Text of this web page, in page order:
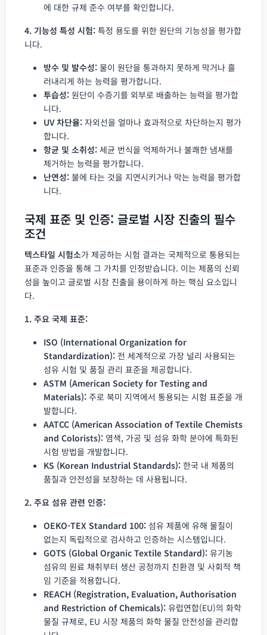
에 대한 규제 준수 여부를 확인합니다.
4. 기능성 특성 시험: 특정 용도를 위한 원단의 기능성을 평가합
니다.
방수 및 발수성: 물이 원단을 통과하지 못하게 막거나 흘
러내리게 하는 능력을 평가합니다.
투습성: 원단이 수증기를 외부로 배출하는 능력을 평가합
니다.
UV 차단율: 자외선을 얼마나 효과적으로 차단하는지 평가
합니다.
항균 및 소취성: 세균 번식을 억제하거나 불쾌한 냄새를
제거하는 능력을 평가합니다.
난연성: 불에 타는 것을 지연시키거나 막는 능력을 평가합
니다.
국제 표준 및 인증: 글로벌 시장 진출의 필수
조건
텍스타일 시험소가 제공하는 시험 결과는 국제적으로 통용되는
표준과 인증을 통해 그 가치를 인정받습니다. 이는 제품의 신뢰
성을 높이고 글로벌 시장 진출을 용이하게 하는 핵심 요소입니
다.
1. 주요 국제 표준:
ISO (International Organization for
Standardization): 전 세계적으로 가장 널리 사용되는
섬유 시험 및 품질 관리 표준을 제공합니다.
ASTM (American Society for Testing and
Materials): 주로 북미 지역에서 통용되는 시험 표준을 개
발합니다.
AATCC (American Association of Textile Chemists
and Colorists): 염색, 가공 및 섬유 화학 분야에 특화된
시험 방법을 개발합니다.
KS (Korean Industrial Standards): 한국 내 제품의
품질과 안전성을 보장하는 데 사용됩니다.
2. 주요 섬유 관련 인증:
OEKO-TEX Standard 100: 섬유 제품에 유해 물질이
없는지 독립적으로 검사하고 인증하는 시스템입니다.
GOTS (Global Organic Textile Standard): 유기농
섬유의 원료 채취부터 생산 공정까지 친환경 및 사회적 책
임 기준을 적용합니다.
REACH (Registration, Evaluation, Authorisation
and Restriction of Chemicals): 유럽연합(EU)의 화학
물질 규제로, EU 시장 제품의 화학 물질 안전성을 관리합